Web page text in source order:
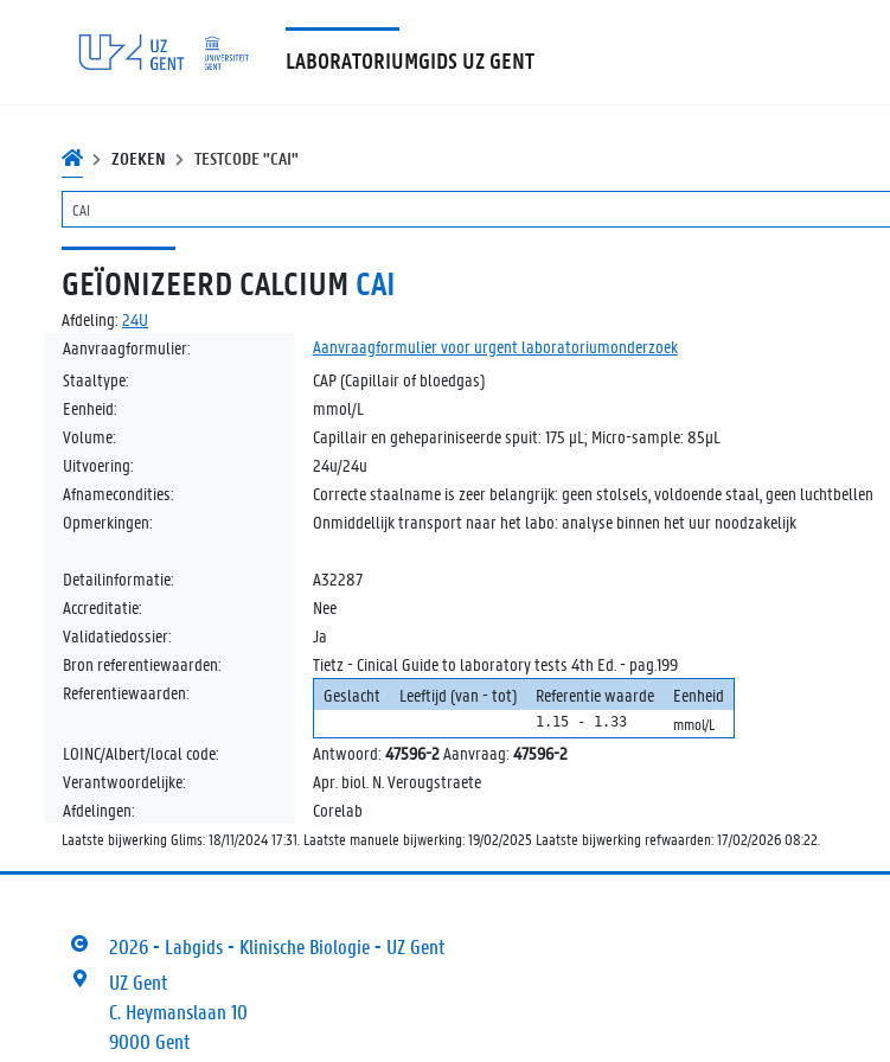
LABORATORIUMGIDS UZ GENT
ZOEKEN TESTCODE "CAI"
GEÏONIZEERD CALCIUM CAI
Afdeling: 24U
Aanvraagformulier:
Aanvraagformulier voor urgent laboratoriumonderzoek
Staaltype:
CAP (Capillair of bloedgas)
Eenheid:
mmol/L
Volume:
Capillair en gehepariniseerde spuit: 175 µL; Micro-sample: 85µL
Uitvoering:
24u/24u
Afnamecondities:
Correcte staalname is zeer belangrijk: geen stolsels, voldoende staal, geen luchtbellen
Opmerkingen:
Onmiddellijk transport naar het labo: analyse binnen het uur noodzakelijk
Detailinformatie:
A32287
Accreditatie:
Nee
Validatiedossier:
Ja
Bron referentiewaarden:
Tietz - Cinical Guide to laboratory tests 4th Ed. - pag.199
Referentiewaarden:
Geslacht Leeftijd (van - tot) Referentie waarde Eenheid
1.15 - 1.33 mmol/L
LOINC/Albert/local code: Antwoord: 47596-2Aanvraag: 47596-2
Verantwoordelijke:
Apr. biol. N. Verougstraete
Afdelingen:
Corelab
Laatste bijwerking Glims: 18/11/2024 17:31. Laatste manuele bijwerking: 19/02/2025 Laatste bijwerking refwaarden: 17/02/2026 08:22.
2026 - Labgids - Klinische Biologie - UZ Gent
UZ Gent
C. Heymanslaan 10
9000 Gent